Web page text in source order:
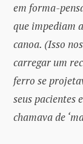
em forma-
que impediam
canoa. (Isso
carregar um
ferro se
seus pacientes
chamava de